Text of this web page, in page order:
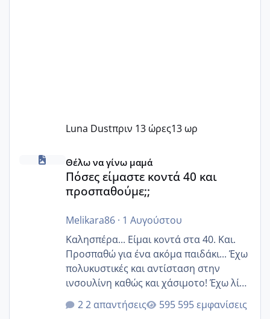
Luna Dustπριν 13 ώρες13 ωρ
Πόσες είμαστε κοντά 40 και προσπαθούμε;;
Θέλω να γίνω μαμά
Πόσες είμαστε κοντά 40 και
προσπαθούμε;;
Melikara86· 1 Αυγούστου
Καλησπέρα... Είμαι κοντά στα 40. Και.
Προσπαθώ για ένα ακόμα παιδάκι... Έχω
πολυκυστικές και αντίσταση στην
ινσουλίνη καθώς και χάσιμοτο! Έχω λίγα
κιλά παραπάνω και όσο κ αν προσπαθώ
δεν χάνω εύκολα! Προσπαθώ για ακόμη
2 απαντήσεις 595 εμφανίσεις